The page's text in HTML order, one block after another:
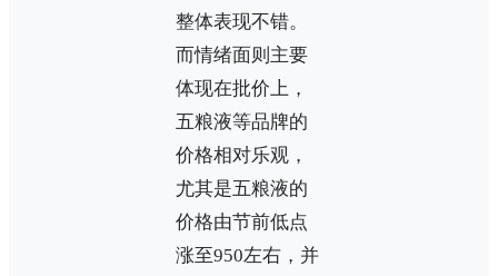
整体表现不错。
而情绪面则主要
体现在批价上，
五粮液等品牌的
价格相对乐观，
尤其是五粮液的
价格由节前低点
涨至950左右，并